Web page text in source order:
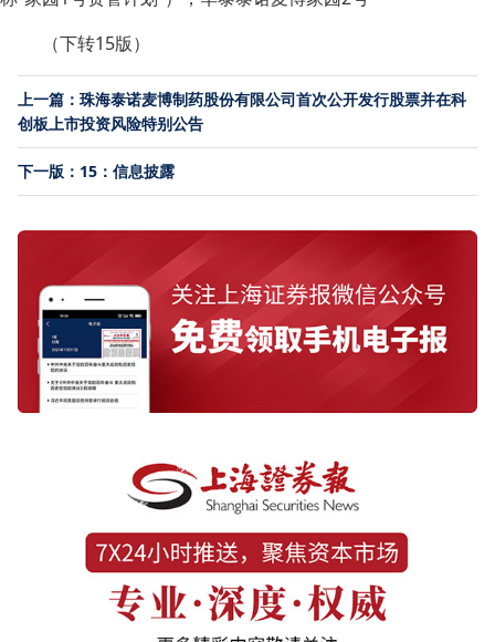
（下转15版）
上一篇：珠海泰诺麦博制药股份有限公司首次公开发行股票并在科
创板上市投资风险特别公告
下一版：15：信息披露